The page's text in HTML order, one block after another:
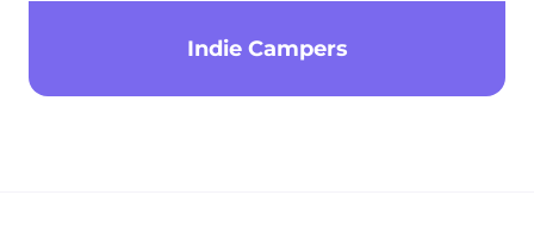
Indie Campers